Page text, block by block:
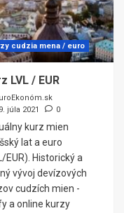
cudzia mena / euro
LVL / EUR
júla 2021
0
kurz mien
lat a euro
EUR). Historický a
vývoj devízových
cudzích mien -
a online kurzy